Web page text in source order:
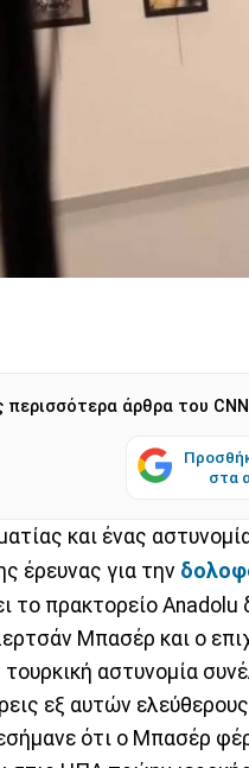
περισσότερα άρθρα του
στα
και ένας
έρευνας για την
το πρακτορείο Anadolu
Μπασέρ και ο
αστυνομία
εξ αυτών
ότι ο Μπασέρ